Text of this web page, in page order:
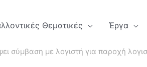
Θεματικές Έργα
σύμβαση με λογιστή για παροχή